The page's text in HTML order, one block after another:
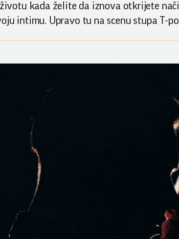
kada želite da iznova otkrijete
intimu. Upravo tu na scenu stupa T-